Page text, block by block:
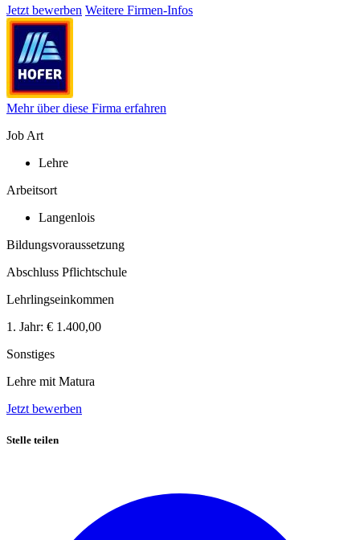
Jetzt bewerben Weitere Firmen-Infos
Mehr über diese Firma erfahren
Job Art
Lehre
Arbeitsort
Langenlois
Bildungsvoraussetzung
Abschluss Pflichtschule
Lehrlingseinkommen
1. Jahr: € 1.400,00
Sonstiges
Lehre mit Matura
Jetzt bewerben
Stelle teilen